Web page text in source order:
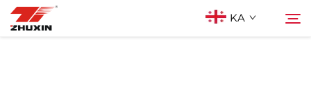
KA